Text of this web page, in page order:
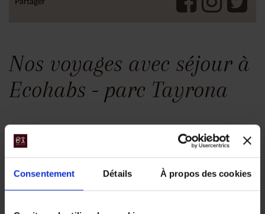
Consentement Détails À propos des cookies
Partager
Nos voyages avec séjour à
Ecohabs - parc Tayrona